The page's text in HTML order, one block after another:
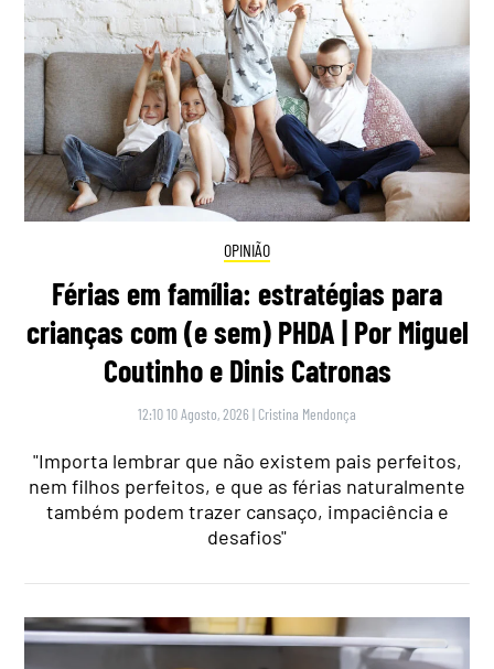
OPINIÃO
Férias em família: estratégias para
crianças com (e sem) PHDA | Por Miguel
Coutinho e Dinis Catronas
12:10 10 Agosto, 2026 | Cristina Mendonça
"Importa lembrar que não existem pais perfeitos,
nem filhos perfeitos, e que as férias naturalmente
também podem trazer cansaço, impaciência e
desafios"